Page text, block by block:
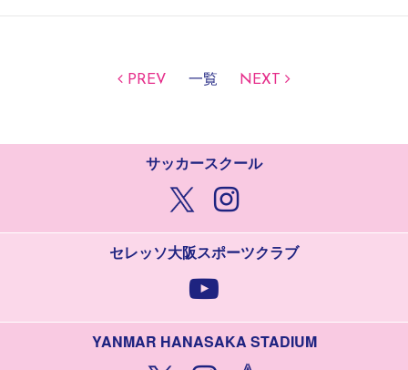
PREV 一覧 NEXT
サッカースクール
セレッソ大阪スポーツクラブ
YANMAR HANASAKA STADIUM